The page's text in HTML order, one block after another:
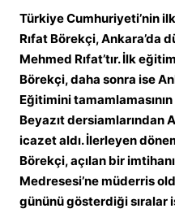
Türkiye Cumhuriyeti’nin
Rıfat Börekçi, Ankara’da
Mehmed Rıfat’tır. İlk
Börekçi, daha sonra ise
Eğitimini
Beyazıt dersiamlarından
icazet aldı. İlerleyen
Börekçi, açılan bir
Medresesi’ne müderris
gününü gösterdiği sıralar